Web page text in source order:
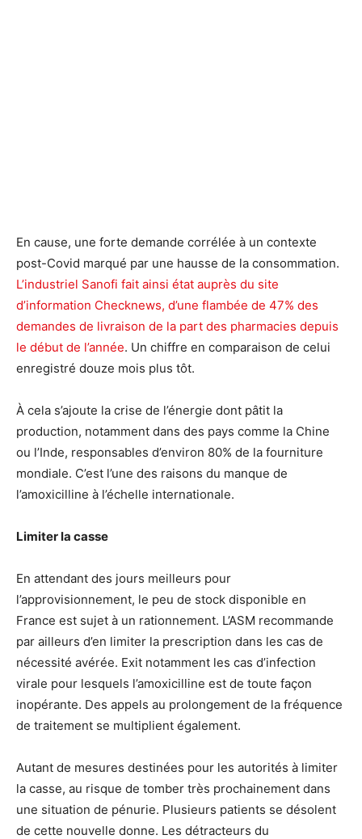
En cause, une forte demande corrélée à un contexte
post-Covid marqué par une hausse de la consommation.
L’industriel Sanofi fait ainsi état auprès du site
d’information Checknews, d’une flambée de 47% des
demandes de livraison de la part des pharmacies depuis
le début de l’année. Un chiffre en comparaison de celui
enregistré douze mois plus tôt.
À cela s’ajoute la crise de l’énergie dont pâtit la
production, notamment dans des pays comme la Chine
ou l’Inde, responsables d’environ 80% de la fourniture
mondiale. C’est l’une des raisons du manque de
l’amoxicilline à l’échelle internationale.
Limiter la casse
En attendant des jours meilleurs pour
l’approvisionnement, le peu de stock disponible en
France est sujet à un rationnement. L’ASM recommande
par ailleurs d’en limiter la prescription dans les cas de
nécessité avérée. Exit notamment les cas d’infection
virale pour lesquels l’amoxicilline est de toute façon
inopérante. Des appels au prolongement de la fréquence
de traitement se multiplient également.
Autant de mesures destinées pour les autorités à limiter
la casse, au risque de tomber très prochainement dans
une situation de pénurie. Plusieurs patients se désolent
de cette nouvelle donne. Les détracteurs du